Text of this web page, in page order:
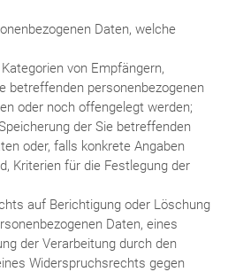
Daten, welche
von Empfängern,
betreffenden personenbezogenen
oder noch offengelegt werden;
der Sie betreffenden
oder, falls konkrete Angaben
Kriterien für die Festlegung der
auf Berichtigung oder Löschung
Daten, eines
der Verarbeitung durch den
Widerspruchsrechts gegen